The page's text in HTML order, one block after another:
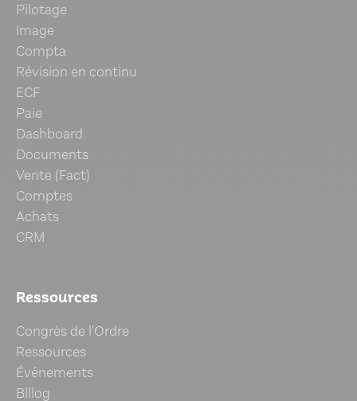
Pilotage
Image
Compta
Révision en continu
ECF
Paie
Dashboard
Documents
Vente (Fact)
Comptes
Achats
CRM
Ressources
Congrès de l'Ordre
Ressources
Événements
Blllog